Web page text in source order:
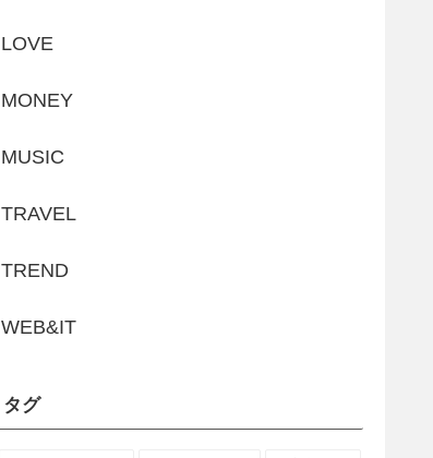
LOVE
MONEY
MUSIC
TRAVEL
TREND
WEB&IT
タグ